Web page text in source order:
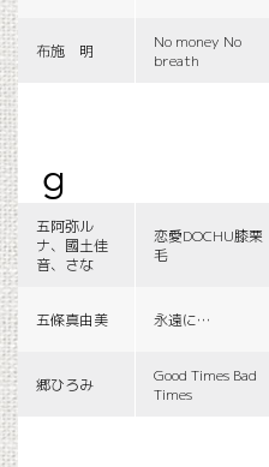
布施 明
No money No
breath
g
五阿弥ル
ナ、國土佳
音、さな
恋愛DOCHU膝栗
毛
五條真由美 永遠に…
郷ひろみ
Good Times Bad
Times